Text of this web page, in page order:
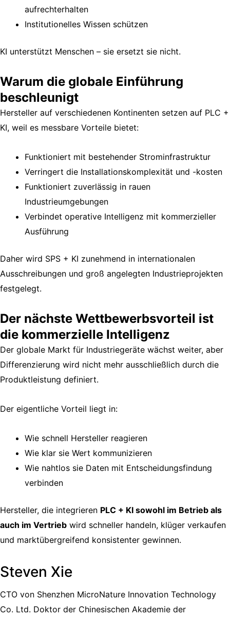
aufrechterhalten
Institutionelles Wissen schützen
KI unterstützt Menschen – sie ersetzt sie nicht.
Warum die globale Einführung
beschleunigt
Hersteller auf verschiedenen Kontinenten setzen auf PLC +
KI, weil es messbare Vorteile bietet:
Funktioniert mit bestehender Strominfrastruktur
Verringert die Installationskomplexität und -kosten
Funktioniert zuverlässig in rauen
Industrieumgebungen
Verbindet operative Intelligenz mit kommerzieller
Ausführung
Daher wird SPS + KI zunehmend in internationalen
Ausschreibungen und groß angelegten Industrieprojekten
festgelegt.
Der nächste Wettbewerbsvorteil ist
die kommerzielle Intelligenz
Der globale Markt für Industriegeräte wächst weiter, aber
Differenzierung wird nicht mehr ausschließlich durch die
Produktleistung definiert.
Der eigentliche Vorteil liegt in:
Wie schnell Hersteller reagieren
Wie klar sie Wert kommunizieren
Wie nahtlos sie Daten mit Entscheidungsfindung
verbinden
Hersteller, die integrieren PLC + KI sowohl im Betrieb als
auch im Vertrieb wird schneller handeln, klüger verkaufen
und marktübergreifend konsistenter gewinnen.
Steven Xie
CTO von Shenzhen MicroNature Innovation Technology
Co. Ltd. Doktor der Chinesischen Akademie der